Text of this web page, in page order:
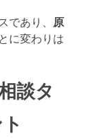
であり、
原
に変わりは
談タ